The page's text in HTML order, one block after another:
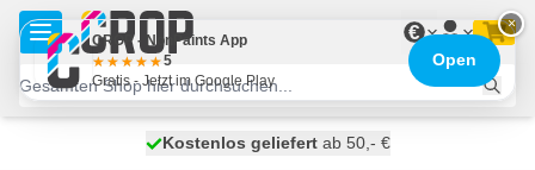
Zum Inhalt springen
€
heute versendet
Kostenlos geliefertab 50,- €
100 Tage
×
CROP - NonPaints App
5
Gratis - Jetzt im Google Play
Open